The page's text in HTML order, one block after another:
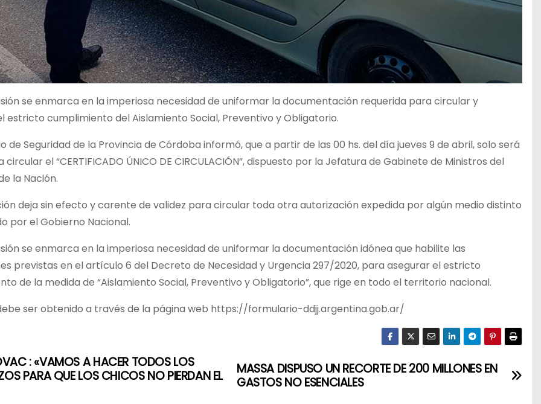
se enmarca en la imperiosa necesidad de uniformar la documentación requerida para circular y
estricto cumplimiento del Aislamiento Social, Preventivo y Obligatorio.
de Seguridad de la Provincia de Córdoba informó, que a partir de las 00 hs. del día jueves 9 de abril, solo será
circular el “CERTIFICADO ÚNICO DE CIRCULACIÓN”, dispuesto por la Jefatura de Gabinete de Ministros del
la Nación.
deja sin efecto y carente de validez para circular toda otra autorización expedida por algún medio distinto
por el Gobierno Nacional.
se enmarca en la imperiosa necesidad de uniformar la documentación idónea que habilite las
previstas en el artículo 6 del Decreto de Necesidad y Urgencia 297/2020, para asegurar el estricto
de la medida de “Aislamiento Social, Preventivo y Obligatorio”, que rige en todo el territorio nacional.
ser obtenido a través de la página web https://formulario-ddjj.argentina.gob.ar/
MASSA DISPUSO UN RECORTE DE 200 MILLONES EN
GASTOS NO ESENCIALES
: «VAMOS A HACER TODOS LOS
PARA QUE LOS CHICOS NO PIERDAN EL